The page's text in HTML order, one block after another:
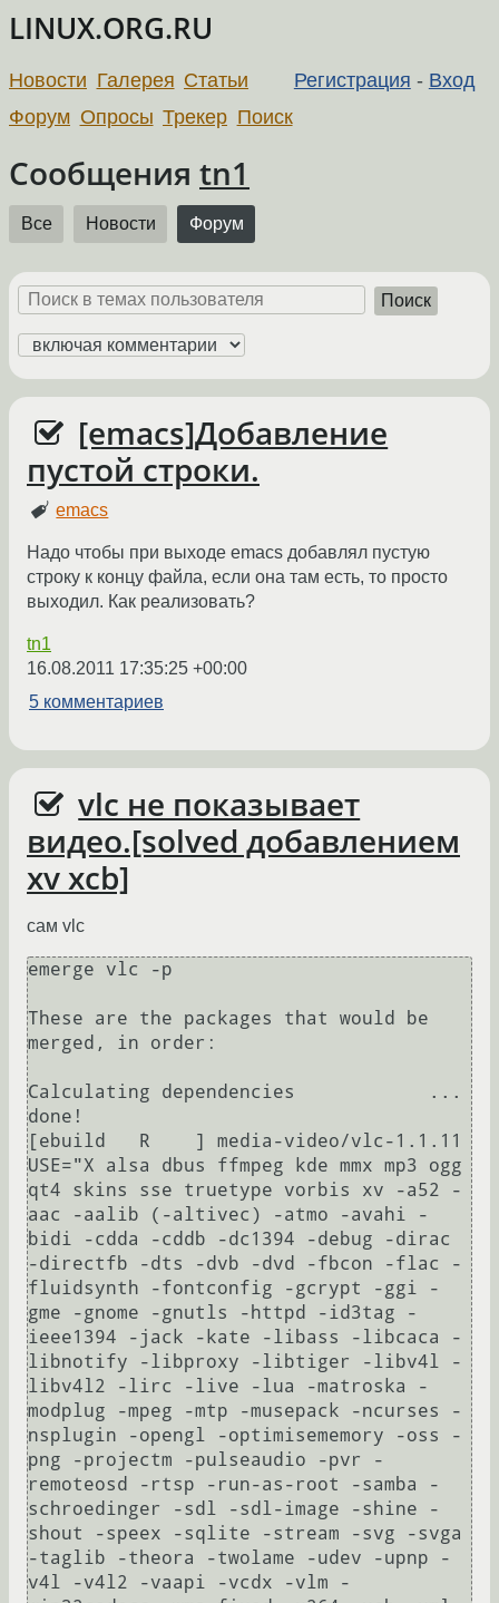
LINUX.ORG.RU
Регистрация - Вход
Новости Галерея Статьи
Форум Опросы Трекер Поиск
Сообщения tn1
Все Новости Форум
Поиск
[emacs]Добавление
пустой строки.
emacs
Надо чтобы при выходе emacs добавлял пустую
строку к концу файла, если она там есть, то просто
выходил. Как реализовать?
tn1
16.08.2011 17:35:25 +00:00
5 комментариев
vlc не показывает
видео.[solved добавлением
xv xcb]
сам vlc
emerge vlc -p
These are the packages that would be
merged, in order:
Calculating dependencies            ...
done!
[ebuild   R    ] media-video/vlc-1.1.11
USE="X alsa dbus ffmpeg kde mmx mp3 ogg
qt4 skins sse truetype vorbis xv -a52 -
aac -aalib (-altivec) -atmo -avahi -
bidi -cdda -cddb -dc1394 -debug -dirac
-directfb -dts -dvb -dvd -fbcon -flac -
fluidsynth -fontconfig -gcrypt -ggi -
gme -gnome -gnutls -httpd -id3tag -
ieee1394 -jack -kate -libass -libcaca -
libnotify -libproxy -libtiger -libv4l -
libv4l2 -lirc -live -lua -matroska -
modplug -mpeg -mtp -musepack -ncurses -
nsplugin -opengl -optimisememory -oss -
png -projectm -pulseaudio -pvr -
remoteosd -rtsp -run-as-root -samba -
schroedinger -sdl -sdl-image -shine -
shout -speex -sqlite -stream -svg -svga
-taglib -theora -twolame -udev -upnp -
v4l -v4l2 -vaapi -vcdx -vlm -